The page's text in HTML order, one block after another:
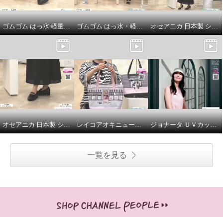
ゴムゴム はっ水 軽量厚底 スニーカーローファー ゴムゴム はっ水・軽量 脱ぎ履き超楽ちん きれいめスリッポン オセアニカ 日本製 シープレザー トゥキャップ風 美しいシルエットの 厚底ヒールパンプス
オセアニカ 日本製 シープレザー 厚底チェーンローファー レイコアオキニューヨーク マルチウェイで使える！ 両面イラスト トートバッグと インナークラッチバッグ ２点セット ジョナータ ＵＶカット 美しい大人シルエット！ 洗えるバケットハット
一覧を見る